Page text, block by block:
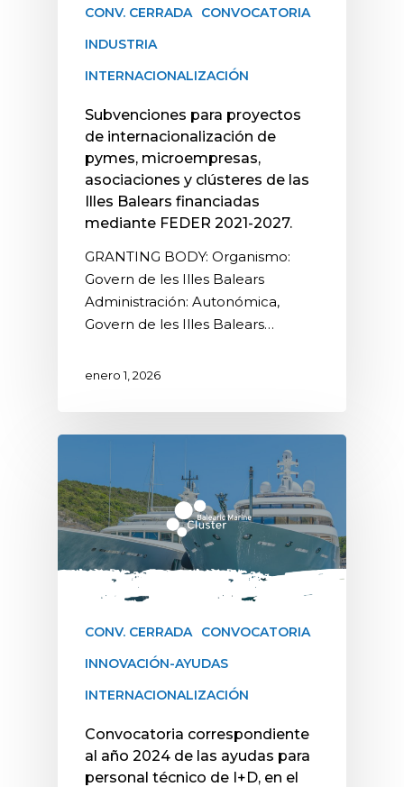
CONV. CERRADA
CONVOCATORIA
INDUSTRIA
INTERNACIONALIZACIÓN
Subvenciones para proyectos
de internacionalización de
pymes, microempresas,
asociaciones y clústeres de las
Illes Balears financiadas
mediante FEDER 2021-2027.
GRANTING BODY: Organismo:
Govern de les Illes Balears
Administración: Autonómica,
Govern de les Illes Balears…
enero 1, 2026
CONV. CERRADA
CONVOCATORIA
INNOVACIÓN-AYUDAS
INTERNACIONALIZACIÓN
Convocatoria correspondiente
al año 2024 de las ayudas para
personal técnico de I+D, en el